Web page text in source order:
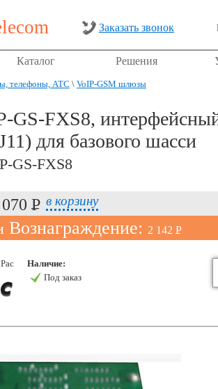
Заказать звонок
Каталог Решения
телефоны, АТС \ VoIP-GSM шлюзы
GS-FXS8,
для базового шасси
GS-FXS8
PУБ.
в корзину
Вознаграждение: 2 142 PУБ.
Наличие:
Под заказ